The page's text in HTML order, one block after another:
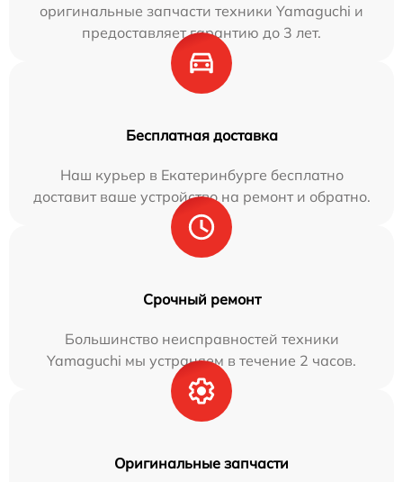
оригинальные запчасти техники Yamaguchi и
предоставляет гарантию до 3 лет.
Бесплатная доставка
Наш курьер в Екатеринбурге бесплатно
доставит ваше устройство на ремонт и обратно.
Срочный ремонт
Большинство неисправностей техники
Yamaguchi мы устраняем в течение 2 часов.
Оригинальные запчасти